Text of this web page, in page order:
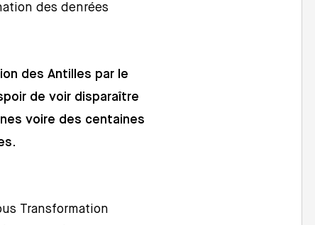
des denrées
des Antilles par le
de voir disparaître
voire des centaines
Transformation